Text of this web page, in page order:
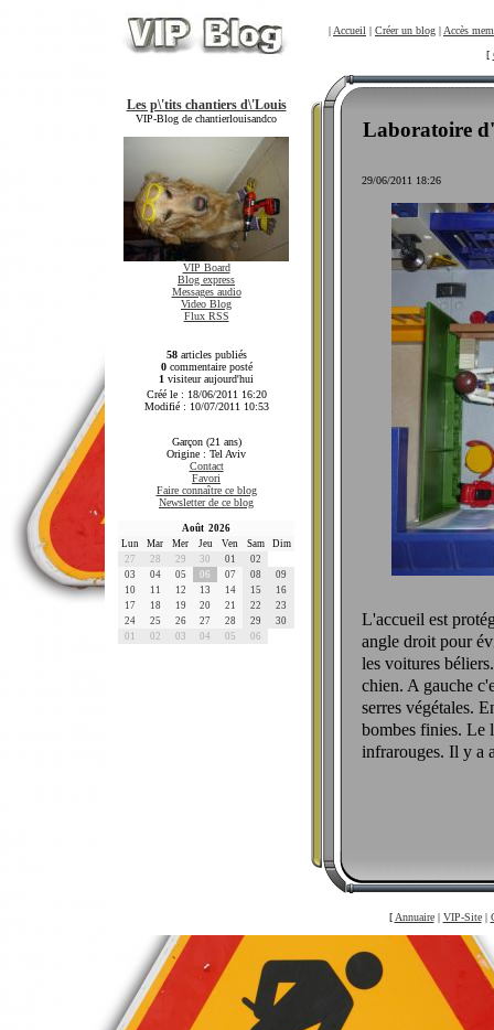
Les p\'tits chantiers d\'Louis
VIP-Blog de chantierlouisandco
VIP Board
Blog express
Messages audio
Video Blog
Flux RSS
58articles publiés
0commentaire posté
1 visiteur aujourd'hui
Créé le : 18/06/2011 16:20
Modifié : 10/07/2011 10:53
Garçon (21 ans)
Origine : Tel Aviv
Contact
Favori
Faire connaître ce blog
Newsletter de ce blog
Août 2026
Lun
Mar Mer Jeu Ven Sam
Dim
27
28 29 30 01
02
03
04 05 06 07 08
09
10
11 12 13 14 15
16
17
18 19 20 21 22
23
24
25 26 27 28 29
30
01
02 03 04 05 06
| Accueil | Créer un blog | Accès
[
Laboratoire
29/06/2011 18:26
L'accueil est
angle droit pour
les voitures
chien. A gauche
serres végétales.
bombes finies. Le
infrarouges. Il y a
[ Annuaire| VIP-Site|